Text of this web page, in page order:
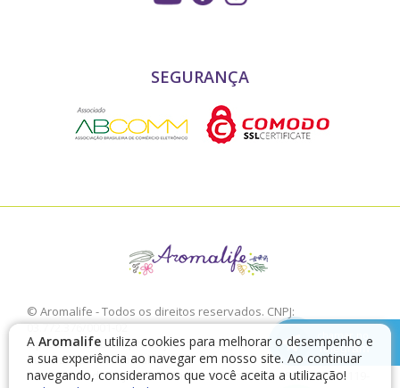
A Aromalife utiliza cookies para melhorar o desempenho e
a sua experiência ao navegar em nosso site. Ao continuar
navegando, consideramos que você aceita a utilização!
chamar no
Telegram
SEGURANÇA
© Aromalife - Todos os direitos reservados. CNPJ:
03.772.376/0001-02
É proibido a sua reprodução, total ou parcial, sem a expressa
autorização da Aromalife.
Rua: Conde de Irajá, 17 V. Mariana - São Paulo - SP / CEP: 04119-